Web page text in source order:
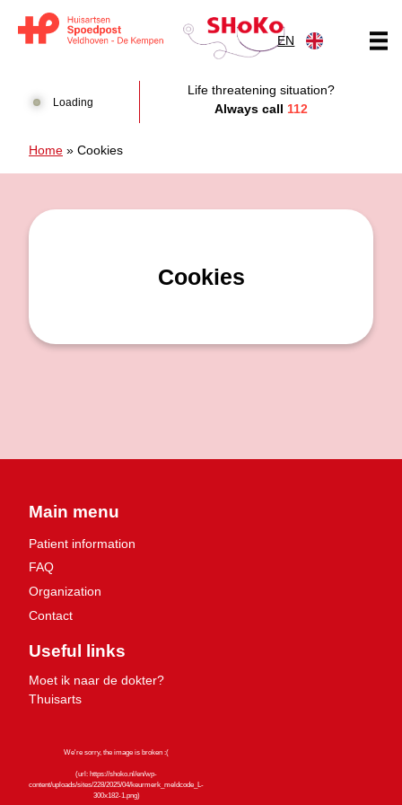
EN
Loading
Life threatening situation?
Always call 112
Home » Cookies
Cookies
Main menu
Patient information
FAQ
Organization
Contact
Useful links
Moet ik naar de dokter?
Thuisarts